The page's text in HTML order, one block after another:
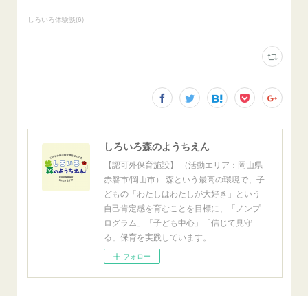
しろいろ体験談(6)
しろいろ森のようちえん
【認可外保育施設】 （活動エリア：岡山県
赤磐市/岡山市） 森という最高の環境で、子
どもの「わたしはわたしが大好き」という
自己肯定感を育むことを目標に、「ノンプ
ログラム」「子ども中心」「信じて見守
る」保育を実践しています。
フォロー